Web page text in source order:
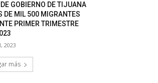
GOBIERNO DE TIJUANA
DE MIL 500 MIGRANTES
PRIMER TRIMESTRE
2023
más